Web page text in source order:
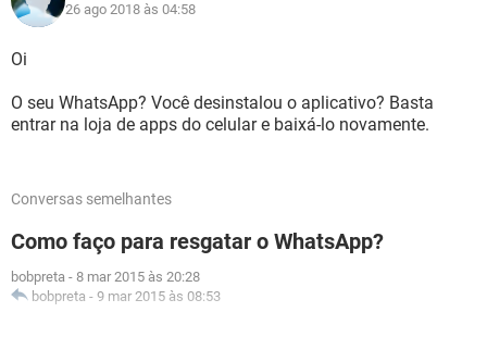
26 ago 2018 às 04:58
Oi
O seu WhatsApp? Você desinstalou o aplicativo? Basta
entrar na loja de apps do celular e baixá-lo novamente.
Conversas semelhantes
Como faço para resgatar o WhatsApp?
bobpreta - 8 mar 2015 às 20:28
bobpreta - 9 mar 2015 às 08:53